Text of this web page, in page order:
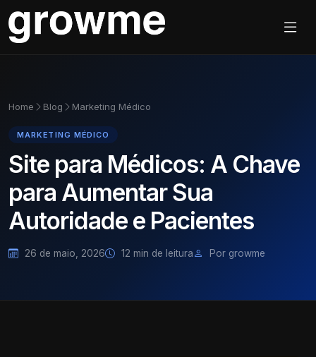
Home Blog Marketing Médico
MARKETING MÉDICO
Site para Médicos: A Chave
para Aumentar Sua
Autoridade e Pacientes
26 de maio, 2026 12 min de leitura Por growme